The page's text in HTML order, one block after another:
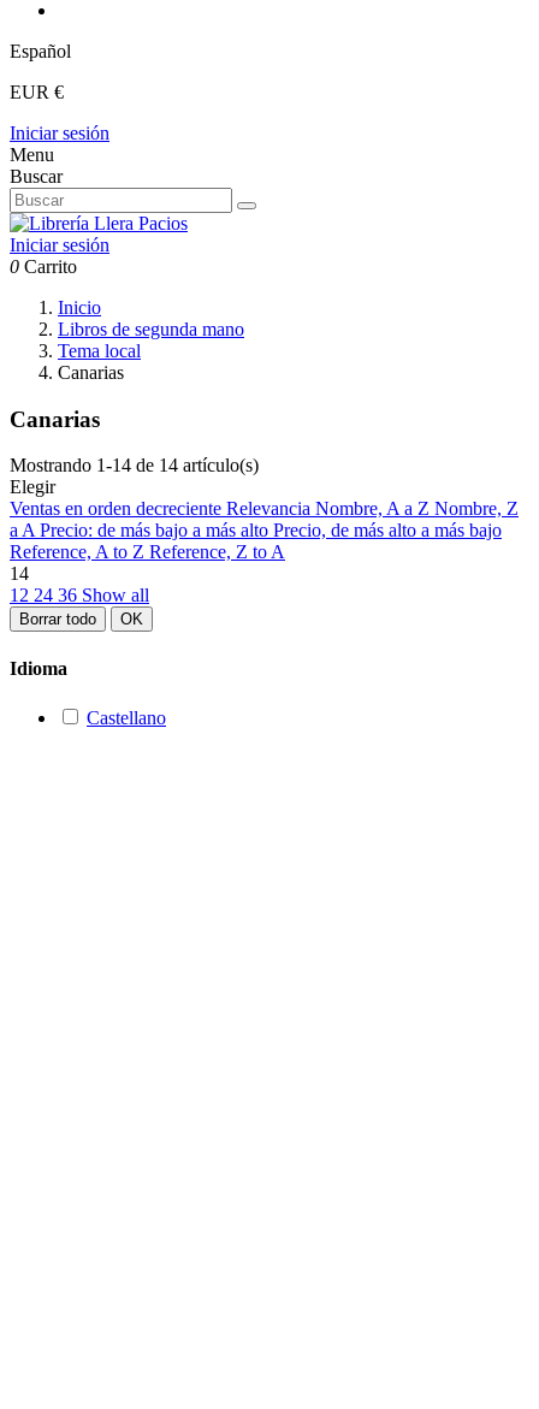
Español
EUR €
Iniciar sesión
Menu
Buscar
Iniciar sesión
0 Carrito
Inicio
Libros de segunda mano
Tema local
Canarias
Canarias
Mostrando 1-14 de 14 artículo(s)
Elegir
Ventas en orden decreciente Relevancia Nombre, A a Z Nombre, Z
a APrecio: de más bajo a más alto Precio, de más alto a más bajo
Reference, A to Z Reference, Z to A
14
12 24 36 Show all
Borrar todo OK
Idioma
Castellano